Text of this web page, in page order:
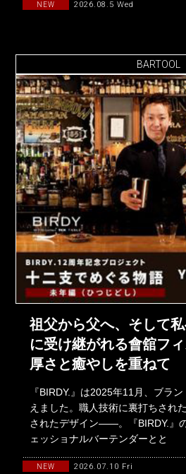
NEW 2026.08.5 Wed
BARTOOL
祖父から父へ、そして
に受け継がれる會舘フ
厚さと癒やしを重ねて
『BIRDY.』は2025年11月、ブラ
えました。職人技術に裏打ちされ
されたデザイン――。『BIRDY.』
ェッショナルバーテンダーとと
NEW 2026.07.10 Fri